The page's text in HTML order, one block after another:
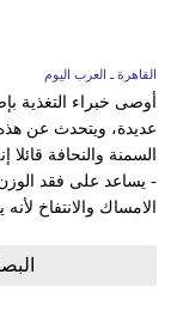
القاهرة ـ العرب اليوم
أوصى خبراء التغذية
عديدة، ويتحدث عن هذه
السمنة والنحافة
- يساعد على فقد
الامساك والانتفاخ